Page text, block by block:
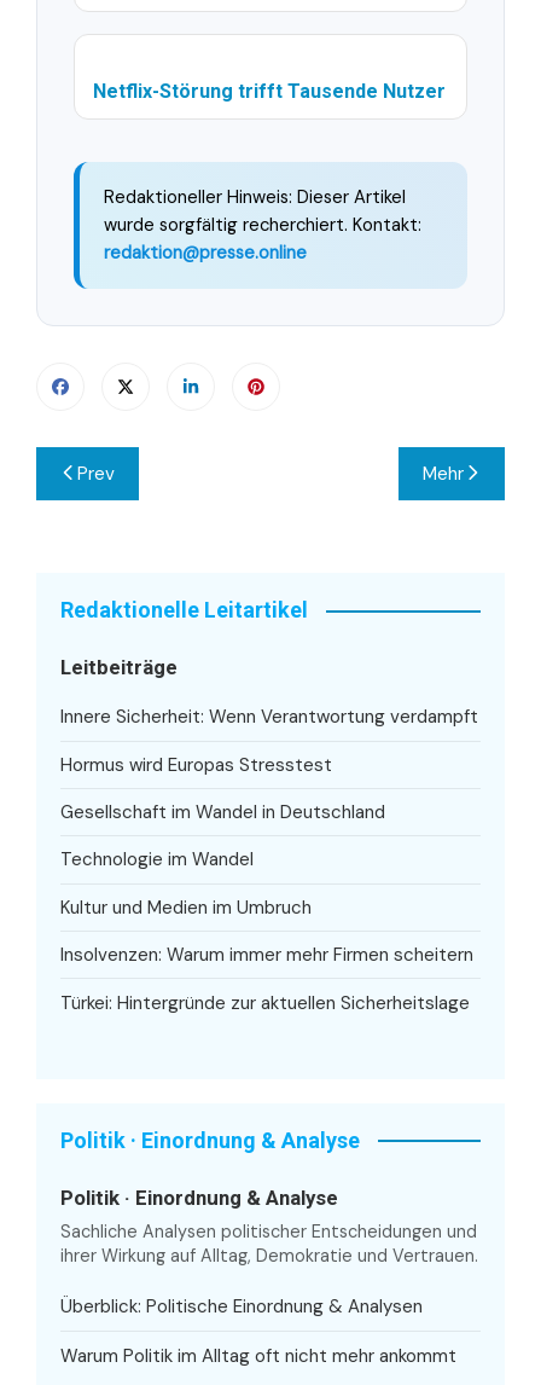
Netflix-Störung trifft Tausende Nutzer
Redaktioneller Hinweis: Dieser Artikel
wurde sorgfältig recherchiert. Kontakt:
redaktion@presse.online
Beitragsnavigation
Prev Mehr
Redaktionelle Leitartikel
Leitbeiträge
Innere Sicherheit: Wenn Verantwortung verdampft
Hormus wird Europas Stresstest
Gesellschaft im Wandel in Deutschland
Technologie im Wandel
Kultur und Medien im Umbruch
Insolvenzen: Warum immer mehr Firmen scheitern
Türkei: Hintergründe zur aktuellen Sicherheitslage
Politik · Einordnung & Analyse
Politik · Einordnung & Analyse
Sachliche Analysen politischer Entscheidungen und
ihrer Wirkung auf Alltag, Demokratie und Vertrauen.
Überblick: Politische Einordnung & Analysen
Warum Politik im Alltag oft nicht mehr ankommt